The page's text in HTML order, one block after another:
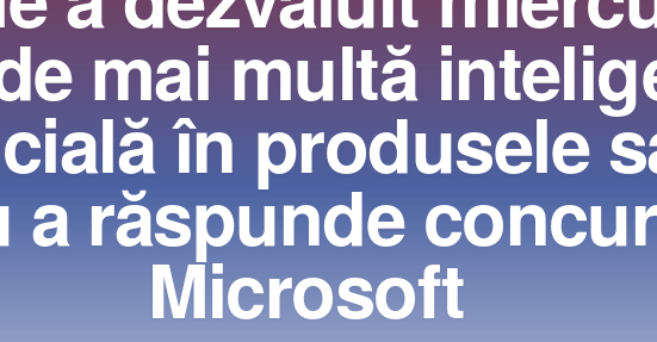
mai multă
în produsele
a răspunde
Microsoft